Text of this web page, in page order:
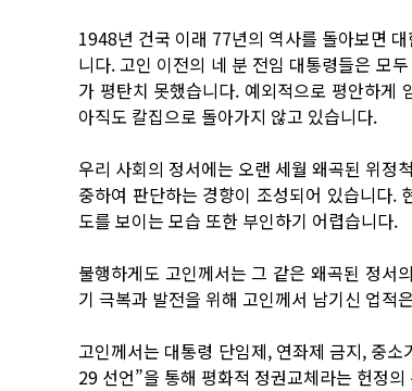
1948년 건국 이래 77년의 역사를 돌아보면
니다. 고인 이전의 네 분 전임 대통령들은 모
가 평탄치 못했습니다. 예외적으로 평안하게
아직도 칼집으로 돌아가지 않고 있습니다.
우리 사회의 정서에는 오랜 세월 왜곡된 위정
중하여 판단하는 경향이 조성되어 있습니다.
도를 보이는 모습 또한 부인하기 어렵습니다.
불행하게도 고인께서는 그 같은 왜곡된 정서
기 극복과 발전을 위해 고인께서 남기신 업적
고인께서는 대통령 단임제, 연좌제 금지, 중
29 선언”을 통해 평화적 정권교체라는 헌정